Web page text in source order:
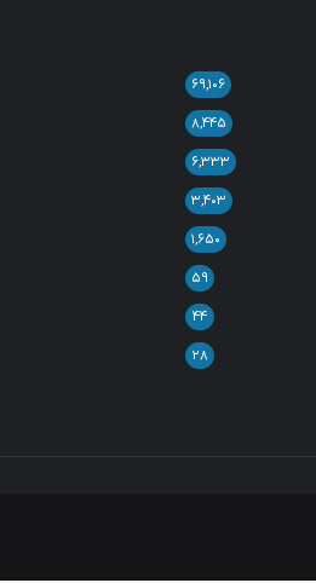
۶۹,۱۰۶
۸,۴۴۵
۶,۳۳۳
۳,۴۰۳
۱,۶۵۰
۵۹
۴۴
۲۸